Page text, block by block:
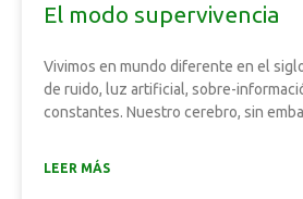
El modo supervivencia
Vivimos en mundo diferente en el
de ruido, luz artificial, sobre-
constantes. Nuestro cerebro, sin
LEER MÁS